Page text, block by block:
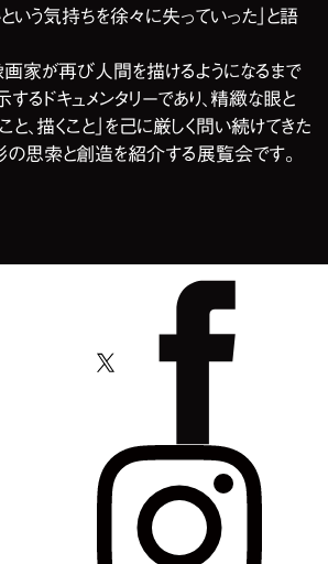
いう気持ちを徐々に失っていった」と語
家が再び人間を描けるようになるまで
るドキュメンタリーであり、精緻な眼と
、描くこと」を己に厳しく問い続けてきた
思索と創造を紹介する展覧会です。